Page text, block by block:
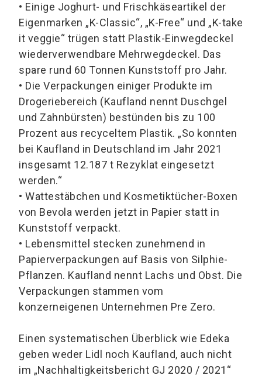
• Einige Joghurt- und Frischkäseartikel der
Eigenmarken „K-Classic“, „K-Free“ und „K-take
it veggie“ trügen statt Plastik-Einwegdeckel
wiederverwendbare Mehrwegdeckel. Das
spare rund 60 Tonnen Kunststoff pro Jahr.
• Die Verpackungen einiger Produkte im
Drogeriebereich (Kaufland nennt Duschgel
und Zahnbürsten) bestünden bis zu 100
Prozent aus recyceltem Plastik. „So konnten
bei Kaufland in Deutschland im Jahr 2021
insgesamt 12.187 t Rezyklat eingesetzt
werden.“
• Wattestäbchen und Kosmetiktücher-Boxen
von Bevola werden jetzt in Papier statt in
Kunststoff verpackt.
• Lebensmittel stecken zunehmend in
Papierverpackungen auf Basis von Silphie-
Pflanzen. Kaufland nennt Lachs und Obst. Die
Verpackungen stammen vom
konzerneigenen Unternehmen Pre Zero.
Einen systematischen Überblick wie Edeka
geben weder Lidl noch Kaufland, auch nicht
im „Nachhaltigkeitsbericht GJ 2020 / 2021“